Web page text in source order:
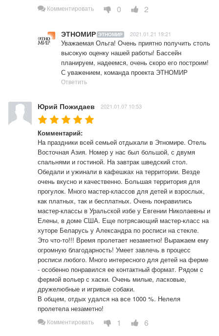
Комментировать 0 2
ЭТНОМИР ЭТНОМИР 2021.01.21 19:21
Уважаемая Ольга! Очень приятно получить столь
высокую оценку нашей работы! Бассейн
планируем, надеемся, очень скоро его построим!
С уважением, команда проекта ЭТНОМИР
Ответить
Юрий Пожидаев 2021.01.07 10:53
Комментарий:
На праздники всей семьей отдыхали в Этномире. Отель
Восточная Азия. Номер у нас был большой, с двумя
спальнями и гостиной. На завтрак шведский стол.
Обедали и ужинали в кафешках на территории. Везде
очень вкусно и качественно. Большая территория для
прогулок. Много мастер-классов для детей и взрослых,
как платных, так и бесплатных. Очень понравились
мастер-классы в Уральской избе у Евгении Николаевны и
Елены, в доме США. Еще потрясающий мастер-класс на
хуторе Беларусь у Александра по росписи на стекле.
Это что-то!!! Время пролетает незаметно! Выражаем ему
огромную благодарность! Умеет завлечь в процесс
росписи любого. Много интересного для детей на ферме
- особенно понравился ее контактный формат. Рядом с
фермой вольер с хаски. Очень милые, ласковые,
дружелюбные и игривые собаки.
В общем, отдых удался на все 1000 %. Нелеля
пролетела незаметно!
Комментировать 1 6